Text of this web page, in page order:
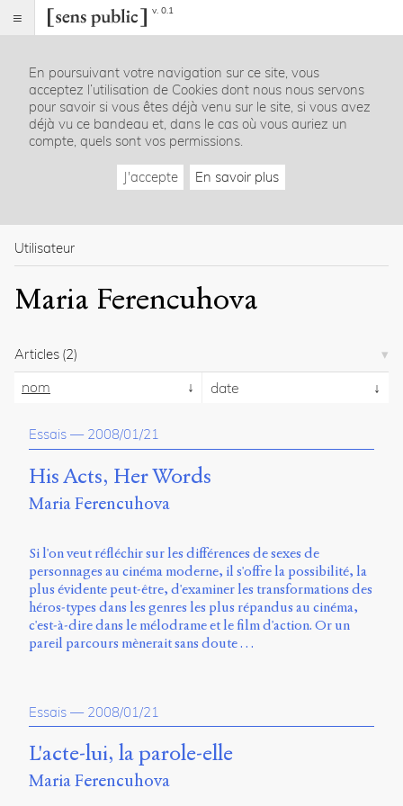
v. 0.1
Index
Rubriques
Essais
La
revue
Présentation
Publier
Contact
À
du
site
Archipel
En
Mastodon
Université
de
Sherbrooke
Longueuil
Local
B1-
12723
150
En poursuivant votre navigation sur ce site, vous
acceptez l’utilisation de Cookies dont nous nous servons
pour savoir si vous êtes déjà venu sur le site, si vous avez
déjà vu ce bandeau et, dans le cas où vous auriez un
compte, quels sont vos permissions.
J'accepte En savoir plus
Utilisateur
Maria Ferencuhova
Articles (2)
nom date
Essais — 2008/01/21
His Acts, Her Words
Maria Ferencuhova
Si l'on veut réfléchir sur les différences de sexes de
personnages au cinéma moderne, il s'offre la possibilité, la
plus évidente peut-être, d'examiner les transformations des
héros-types dans les genres les plus répandus au cinéma,
c'est-à-dire dans le mélodrame et le film d'action. Or un
pareil parcours mènerait sans doute …
Essais — 2008/01/21
L'acte-lui, la parole-elle
Maria Ferencuhova